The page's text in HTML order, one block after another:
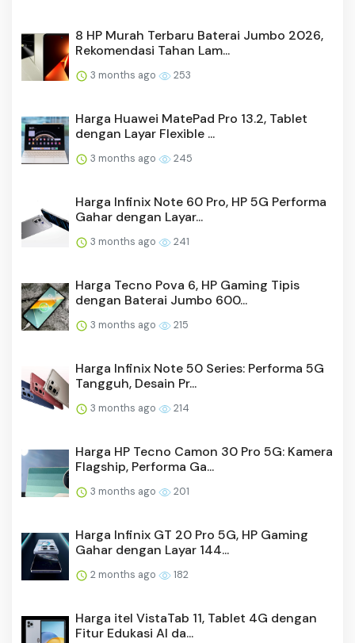
8 HP Murah Terbaru Baterai Jumbo 2026,
Rekomendasi Tahan Lam...
3 months ago 253
Harga Huawei MatePad Pro 13.2, Tablet
dengan Layar Flexible ...
3 months ago 245
Harga Infinix Note 60 Pro, HP 5G Performa
Gahar dengan Layar...
3 months ago 241
Harga Tecno Pova 6, HP Gaming Tipis
dengan Baterai Jumbo 600...
3 months ago 215
Harga Infinix Note 50 Series: Performa 5G
Tangguh, Desain Pr...
3 months ago 214
Harga HP Tecno Camon 30 Pro 5G: Kamera
Flagship, Performa Ga...
3 months ago 201
Harga Infinix GT 20 Pro 5G, HP Gaming
Gahar dengan Layar 144...
2 months ago 182
Harga itel VistaTab 11, Tablet 4G dengan
Fitur Edukasi AI da...